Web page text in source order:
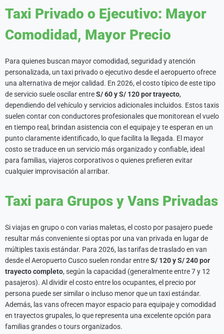
Taxi Privado o Ejecutivo: Mayor
Comodidad, Mayor Precio
Para quienes buscan mayor comodidad, seguridad y atención
personalizada, un taxi privado o ejecutivo desde el aeropuerto ofrece
una alternativa de mejor calidad. En 2026, el costo típico de este tipo
de servicio suele oscilar entreS/ 60 y S/ 120 por trayecto,
dependiendo del vehículo y servicios adicionales incluidos. Estos taxis
suelen contar con conductores profesionales que monitorean el vuelo
en tiempo real, brindan asistencia con el equipaje y te esperan en un
punto claramente identificado, lo que facilita la llegada. El mayor
costo se traduce en un servicio más organizado y confiable, ideal
para familias, viajeros corporativos o quienes prefieren evitar
cualquier improvisación al arribar.
Taxi para Grupos y Vans Privadas
Si viajas en grupo o con varias maletas, el costo por pasajero puede
resultar más conveniente si optas por una van privada en lugar de
múltiples taxis estándar. Para 2026, las tarifas de traslado en van
desde el Aeropuerto Cusco suelen rondar entreS/ 120 y S/ 240 por
trayecto completo, según la capacidad (generalmente entre 7 y 12
pasajeros). Al dividir el costo entre los ocupantes, el precio por
persona puede ser similar o incluso menor que un taxi estándar.
Además, las vans ofrecen mayor espacio para equipaje y comodidad
en trayectos grupales, lo que representa una excelente opción para
familias grandes o tours organizados.